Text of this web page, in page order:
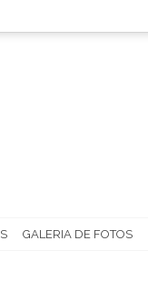
GALERIA DE FOTOS